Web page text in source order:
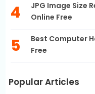
JPG Image Size
Online Free
Best Computer
Free
Popular Articles